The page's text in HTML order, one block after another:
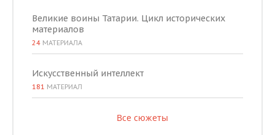
Великие воины Татарии. Цикл исторических
материалов
24 МАТЕРИАЛА
Искусственный интеллект
181 МАТЕРИАЛ
Все сюжеты